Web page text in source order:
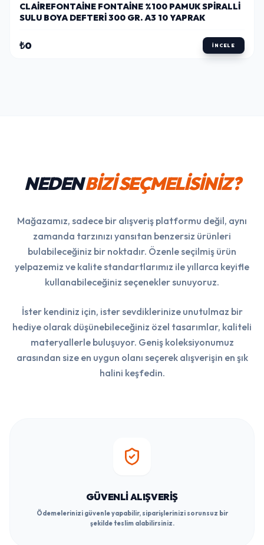
CLAIREFONTAINE FONTAINE %100 PAMUK SPIRALLI
SULU BOYA DEFTERI 300 GR. A3 10 YAPRAK
₺0 İNCELE
NEDENBİZİ SEÇMELİSİNİZ?
Mağazamız, sadece bir alışveriş platformu değil, aynı
zamanda tarzınızı yansıtan benzersiz ürünleri
bulabileceğiniz bir noktadır. Özenle seçilmiş ürün
yelpazemiz ve kalite standartlarımız ile yıllarca keyifle
kullanabileceğiniz seçenekler sunuyoruz.
İster kendiniz için, ister sevdiklerinize unutulmaz bir
hediye olarak düşünebileceğiniz özel tasarımlar, kaliteli
materyallerle buluşuyor. Geniş koleksiyonumuz
arasından size en uygun olanı seçerek alışverişin en şık
halini keşfedin.
GÜVENLI ALIŞVERIŞ
Ödemelerinizi güvenle yapabilir, siparişlerinizi sorunsuz bir
şekilde teslim alabilirsiniz.